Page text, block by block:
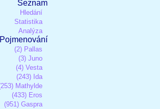
Seznam
Hledání
Statistika
Analýza
Pojmenování
(2) Pallas
(3) Juno
(4) Vesta
(243) Ida
Mathylde
(433) Eros
(951) Gaspra